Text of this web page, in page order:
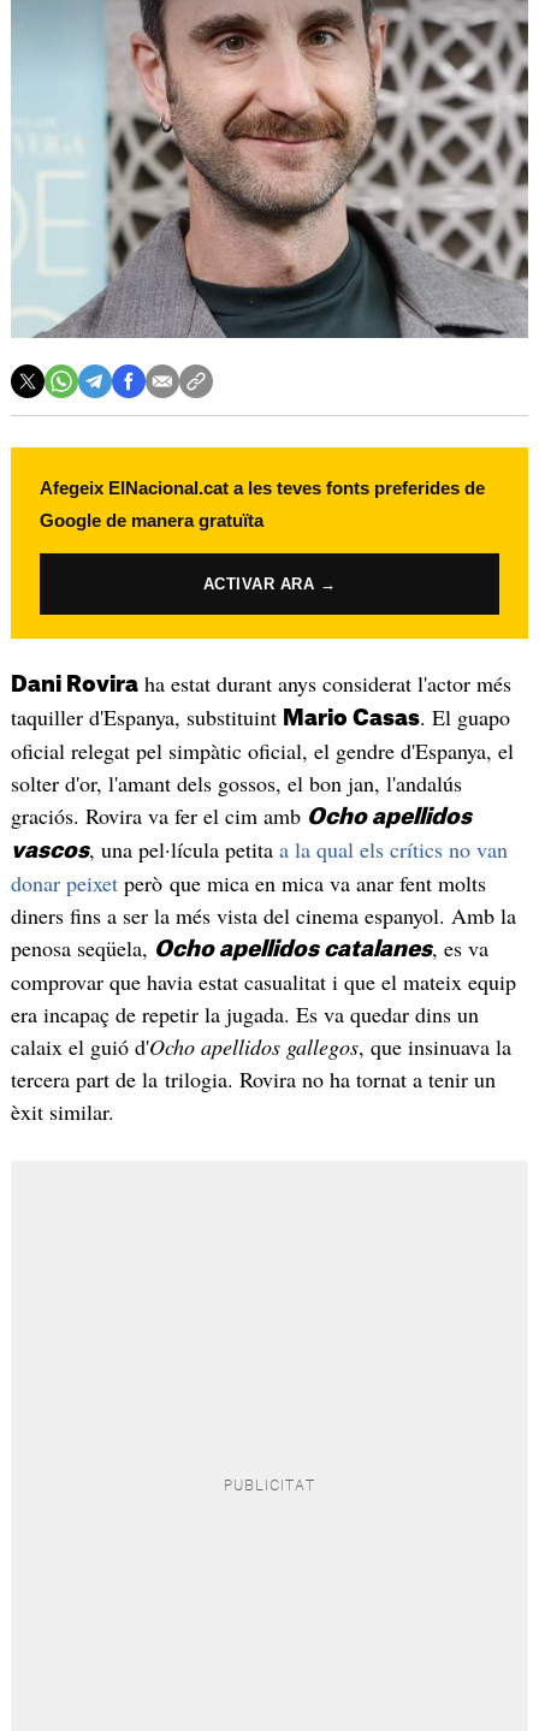
Afegeix ElNacional.cat a les teves fonts preferides de
Google de manera gratuïta
ACTIVAR ARA →
Dani Roviraha estat durant anys considerat l'actor més
taquiller d'Espanya, substituint Mario Casas. El guapo
oficial relegat pel simpàtic oficial, el gendre d'Espanya, el
solter d'or, l'amant dels gossos, el bon jan, l'andalús
graciós. Rovira va fer el cim amb Ocho apellidos
vascos, una pel·lícula petita a la qual els crítics no van
donar peixetperò que mica en mica va anar fent molts
diners fins a ser la més vista del cinema espanyol. Amb la
penosa seqüela, Ocho apellidos catalanes, es va
comprovar que havia estat casualitat i que el mateix equip
era incapaç de repetir la jugada. Es va quedar dins un
calaix el guió d'Ocho apellidos gallegos, que insinuava la
tercera part de la trilogia. Rovira no ha tornat a tenir un
èxit similar.